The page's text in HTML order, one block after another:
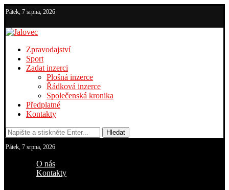
Pátek, 7 srpna, 2026
Zpravodajství
Sport
Zadat inzerci
Plošná inzerce
Řádková inzerce
Společenská kronika
Předplatné
Kontakty
Hledat
Pátek, 7 srpna, 2026
O nás
Kontakty